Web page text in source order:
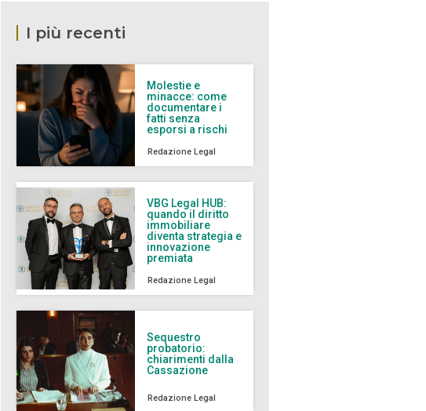
I più recenti
Molestie e
minacce: come
documentare i
fatti senza
esporsi a rischi
Redazione Legal
VBG Legal HUB:
quando il diritto
immobiliare
diventa strategia e
innovazione
premiata
Redazione Legal
Sequestro
probatorio:
chiarimenti dalla
Cassazione
Redazione Legal